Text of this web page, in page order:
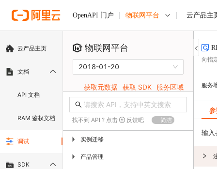
OpenAPI 门户 物联网平台 云产品主
云产品主页
文档
API 文档
RAM 鉴权文档
调试
SDK
物联网平台
2018-01-20
获取元数据 获取 SDK 服务区域
找不到 API ? 点击 反馈吧 简洁
▶ 实例迁移
▶ 产品管理
向指
服务
输入